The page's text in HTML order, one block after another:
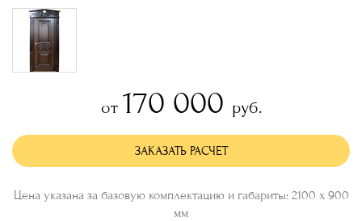
от 170 000 руб.
ЗАКАЗАТЬ РАСЧЕТ
Цена указана за базовую комплектацию и габариты: 2100 х 900
мм